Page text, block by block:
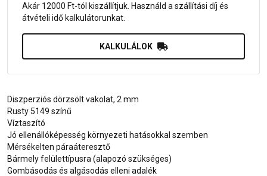
Akár 12000 Ft-tól kiszállítjuk. Használd a szállítási díj és
átvételi idő kalkulátorunkat.
KALKULÁLOK
Diszperziós dörzsölt vakolat, 2 mm
Rusty 5149 színű
Víztaszító
Jó ellenállóképesség környezeti hatásokkal szemben
Mérsékelten páraáteresztő
Bármely felülettípusra (alapozó szükséges)
Gombásodás és algásodás elleni adalék